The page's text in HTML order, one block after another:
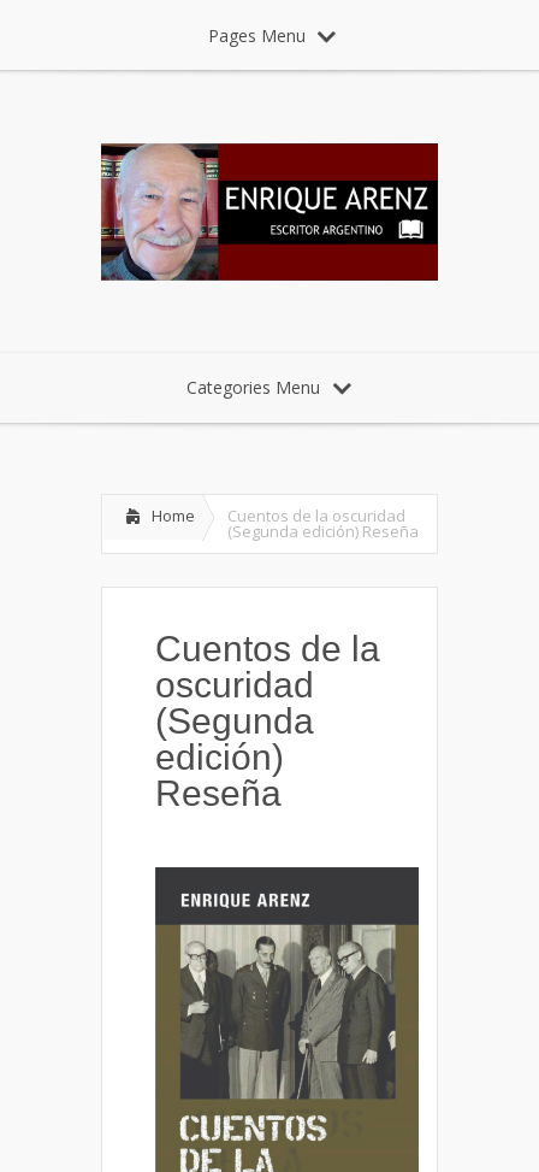
Pages Menu
Categories Menu
Home Cuentos de la oscuridad
(Segunda edición) Reseña
Cuentos de la
oscuridad
(Segunda
edición)
Reseña